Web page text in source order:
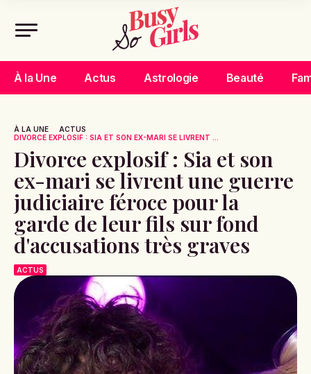
À la Une Actus Astrologie Beauté
À LA UNE
ACTUS
DIVORCE EXPLOSIF : SIA ET SON EX-MARI SE LIVRENT ...
Divorce explosif : Sia et son
ex-mari se livrent une guerre
judiciaire féroce pour la
garde de leur fils sur fond
d'accusations très graves
ACTUS